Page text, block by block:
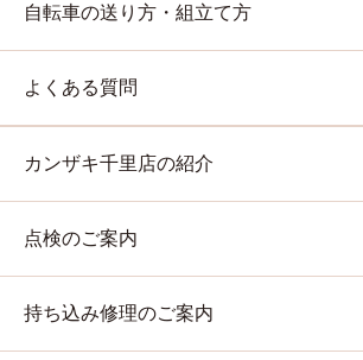
自転車の送り方・組立て方
よくある質問
カンザキ千里店の紹介
点検のご案内
持ち込み修理のご案内